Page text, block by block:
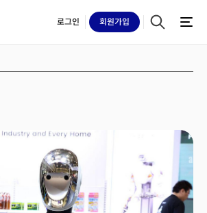
로그인 회원가입